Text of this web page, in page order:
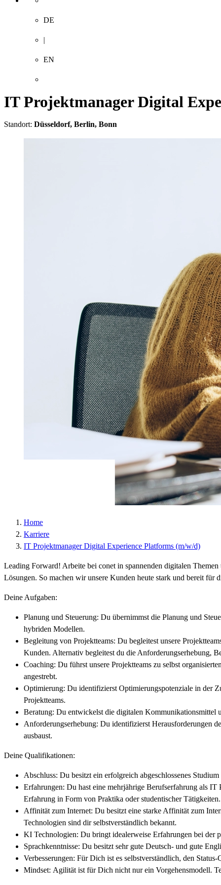
Suchen
DE
|
EN
IT Projektmanager Digital
Standort: Düsseldorf, Berlin, Bonn
Home
Karriere
IT Projektmanager Digital Experience Platforms (m/w/d)
Leading Forward! Arbeite bei conet in spannenden digitalen
Lösungen. So machen wir unsere Kunden heute stark und bereit
Deine Aufgaben:
Planung und Steuerung: Du übernimmst die Planung und
hybriden Modellen.
Begleitung von Projektteams: Du begleitest unsere
Kunden. Alternativ begleitest du die Anforderungserhebung,
Coaching: Du führst unsere Projektteams zu selbst
angestrebt.
Optimierung: Du identifizierst Optimierungspotenziale in der
Projektteams.
Beratung: Du entwickelst die digitalen Kommunikationsmittel
Anforderungserhebung: Du identifizierst Herausforderungen
ausbaust.
Deine Qualifikationen:
Abschluss: Du besitzt ein erfolgreich abgeschlossenes
Erfahrungen: Du hast eine mehrjährige Berufserfahrung als
Erfahrung in Form von Praktika oder studentischer
Affinität zum Internet: Du besitzt eine starke Affinität zum
Technologien sind dir selbstverständlich bekannt.
KI Technologien: Du bringt idealerweise Erfahrungen bei
Sprachkenntnisse: Du besitzt sehr gute Deutsch- und gute
Verbesserungen: Für Dich ist es selbstverständlich, den
Mindset: Agilität ist für Dich nicht nur ein Vorgehensmodell.